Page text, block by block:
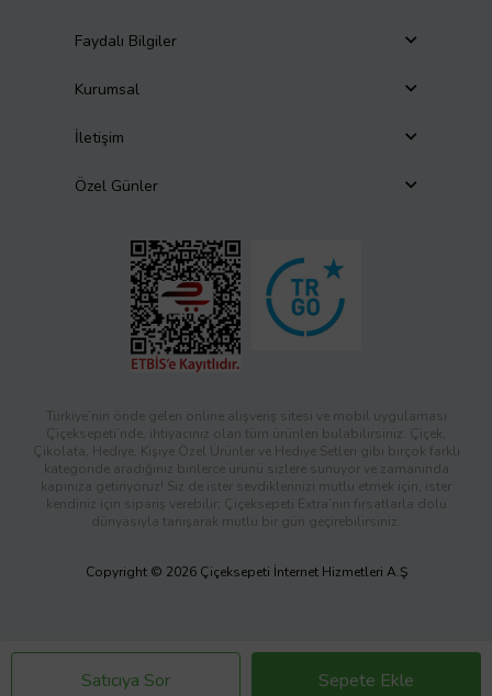
Satıcıya Sor Sepete Ekle
Faydalı Bilgiler
Kurumsal
İletişim
Özel Günler
Türkiye’nin önde gelen online alışveriş sitesi ve mobil uygulaması
Çiçeksepeti’nde, ihtiyacınız olan tüm ürünleri bulabilirsiniz. Çiçek,
Çikolata, Hediye, Kişiye Özel Ürünler ve Hediye Setleri gibi birçok farklı
kategoride aradığınız binlerce ürünü sizlere sunuyor ve zamanında
kapınıza getiriyoruz! Siz de ister sevdiklerinizi mutlu etmek için, ister
kendiniz için sipariş verebilir; Çiçeksepeti Extra’nın fırsatlarla dolu
dünyasıyla tanışarak mutlu bir gün geçirebilirsiniz.
Copyright © 2026 Çiçeksepeti İnternet Hizmetleri A.Ş